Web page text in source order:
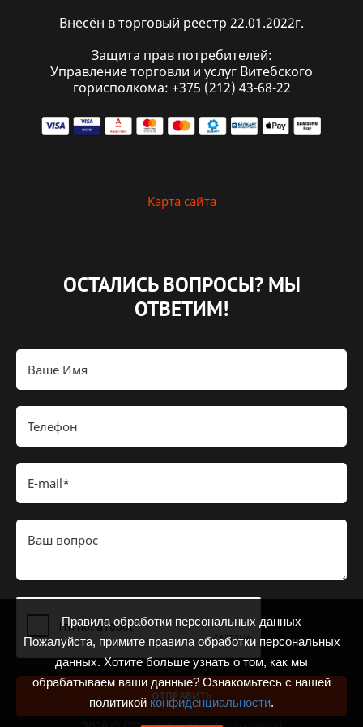
Внесён в торговый реестр 22.01.2022г.
Защита прав потребителей:
Управление торговли и услуг Витебского
горисполкома: +375 (212) 43-68-22
Карта сайта
ОСТАЛИСЬ ВОПРОСЫ?МЫ
ОТВЕТИМ!
ОТПРАВИТЬ
Правила обработки персональных данных
Пожалуйста, примите правила обработки персональных
данных. Хотите больше узнать о том, как мы
обрабатываем ваши данные? Ознакомьтесь с нашей
политикой конфиденциальности.